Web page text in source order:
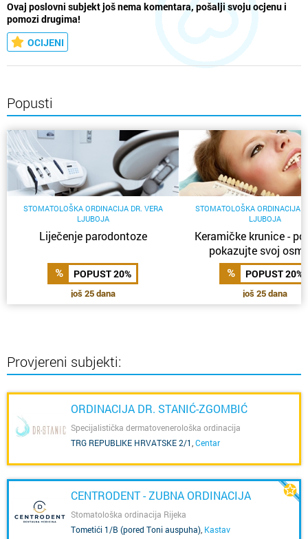
Ovaj poslovni subjekt još nema komentara, pošalji svoju ocjenu i
pomozi drugima!
OCIJENI
Popusti
STOMATOLOŠKA ORDINACIJA DR. VERA
LJUBOJA
Liječenje parodontoze
POPUST 20%
još 25 dana
STOMATOLOŠKA ORDINACIJA
LJUBOJA
Keramičke krunice -
pokazujte svoj
POPUST 20%
još 25 dana
Provjereni subjekti:
ORDINACIJA DR. STANIĆ-ZGOMBIĆ
Specijalistička dermatovenerološka ordinacija
TRG REPUBLIKE HRVATSKE 2/1 Centar
CENTRODENT - ZUBNA ORDINACIJA
Stomatološka ordinacija Rijeka
Tometići 1/B (pored Toni auspuha) Kastav